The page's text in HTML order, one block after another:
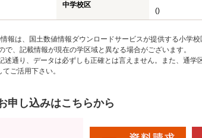
中学校区
()
報は、国土数値情報ダウンロードサービスが提供する小学
、記載情報が現在の学区域と異なる場合がございます。
通り、データは必ずしも正確とは言えません。また、通学
ご活用下さい。
申し込みはこちらから